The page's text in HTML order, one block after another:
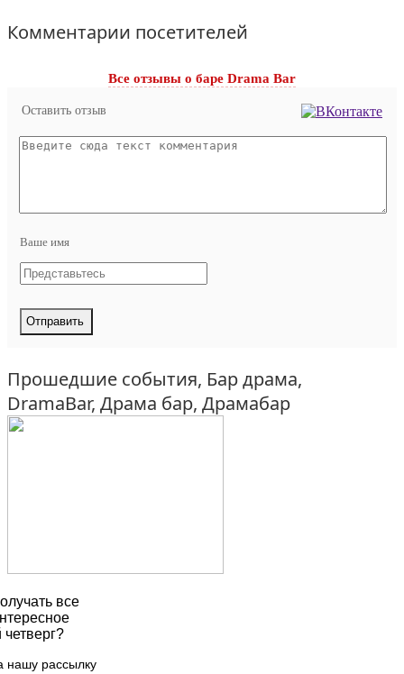
Комментарии посетителей
Все отзывы o баре Drama Bar
Оставить отзыв
Ваше имя
Прошедшие события, Бар драма,
DramaBar, Драма бар, Драмабар
все
нашу рассылку